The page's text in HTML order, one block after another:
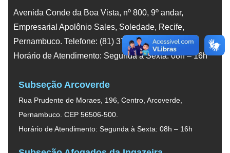
Avenida Conde da Boa Vista, nº 800, 9º andar,
Empresarial Apolônio Sales, Soledade, Recife,
Pernambuco. Telefone: (81) 3788-5600.
Horário de Atendimento: Segunda à Sexta: 08h – 16h
Subseção Arcoverde
Rua Prudente de Moraes, 196, Centro, Arcoverde,
Pernambuco. CEP 56506-500.
Horário de Atendimento: Segunda à Sexta: 08h – 16h